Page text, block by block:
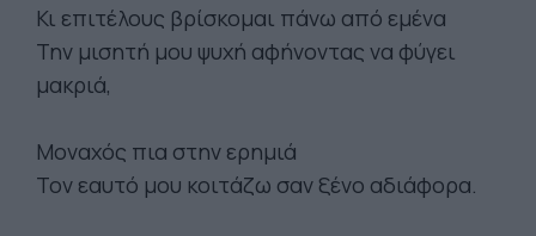
Κι επιτέλους βρίσκομαι πάνω από εμένα
Την μισητή μου ψυχή αφήνοντας να φύγει
μακριά,
Μοναχός πια στην ερημιά
Τον εαυτό μου κοιτάζω σαν ξένο αδιάφορα.